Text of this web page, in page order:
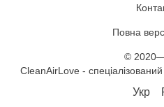
Повна
©
CleanAirLove - спеціалізований
Укр